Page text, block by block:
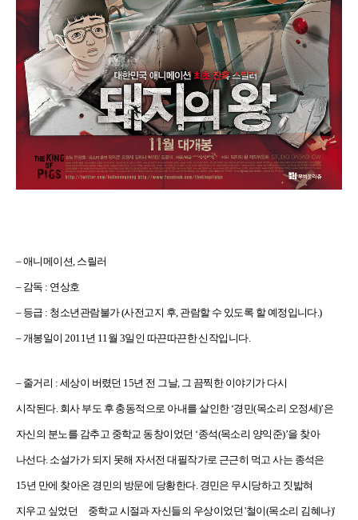
–애니메이션, 스릴러
– 감독 : 연상호
– 등급 : 청소년관람불가(사전고지 후, 관람할 수 있도록 할 예정입니다.)
–개봉일이 2011년 11월 3일인 따끈따끈한 신작입니다.
– 줄거리 : 세상이 버렸던 15년 전 그날, 그 끔찍한 이야기가 다시
시작된다. 회사 부도 후 충동적으로 아내를 살인한 ‘경민(목소리 오정세)’은
자신의 분노를 감추고 중학교 동창이었던 ‘종석(목소리 양익준)’을 찾아
나선다. 소설가가 되지 못해 자서전 대필작가로 근근히 먹고 사는 종석은
15년 만에 찾아온 경민의 방문에 당황한다. 경민은 무시당하고 짓밟혀
지우고 싶었던 중학교 시절과 자신들의 우상이었던 '철이(목소리 김혜나)'